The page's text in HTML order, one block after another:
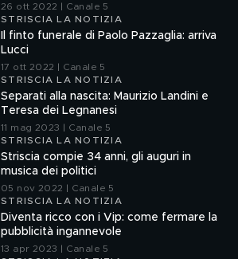
26 ott 2022 | Canale 5
STRISCIA LA NOTIZIA
Il finto funerale di Paolo Pazzaglia: arriva
Lucci
17 ott 2022 | Canale 5
STRISCIA LA NOTIZIA
Separati alla nascita: Maurizio Landini e
Teresa dei Legnanesi
11 mag 2023 | Canale 5
STRISCIA LA NOTIZIA
Striscia compie 34 anni, gli auguri in
musica dei politici
05 nov 2022 | Canale 5
STRISCIA LA NOTIZIA
Diventa ricco con i Vip: come fermare la
pubblicità ingannevole
13 apr 2023 | Canale 5